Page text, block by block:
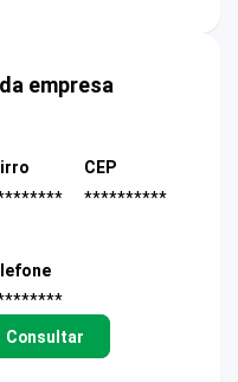
empresa
CEP
**********
Consultar